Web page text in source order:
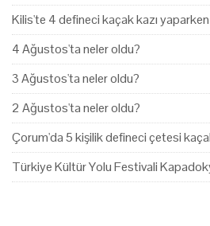
Kilis'te 4 defineci kaçak kazı yaparken
4 Ağustos'ta neler oldu?
3 Ağustos'ta neler oldu?
2 Ağustos'ta neler oldu?
Çorum'da 5 kişilik defineci çetesi
Türkiye Kültür Yolu Festivali